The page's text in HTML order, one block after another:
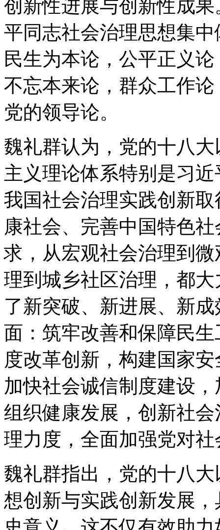
创新性进展与创新性成
平同志社会治理思想集
民生为本论，公平正义
不忘本来论，群众工作
党的领导论。
魏礼群认为，党的十八
主义理论体系特别是习
我国社会治理实践创新
康社会、完善中国特色
求，从宏观社会治理到
理到城乡社区治理，都
了新突破、新进展、新
面：筑牢改善和保障民
度改革创新，构建国家
加快社会诚信制度建设
组织健康发展，创新社
理力度，全面加强党对
魏礼群指出，党的十八
想创新与实践创新发展